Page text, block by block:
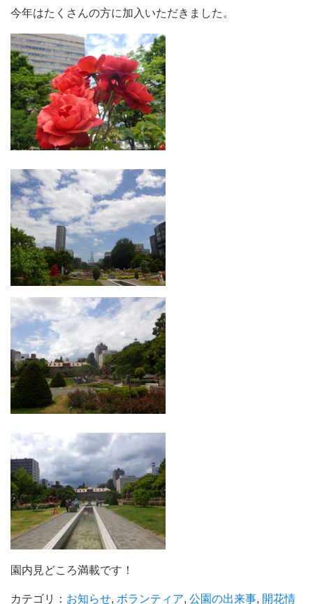
今年はたくさんの方に加入いただきました。
園内見どころ満載です！
カテゴリ： お知らせ, ボランティア, 公園の出来事, 開花情